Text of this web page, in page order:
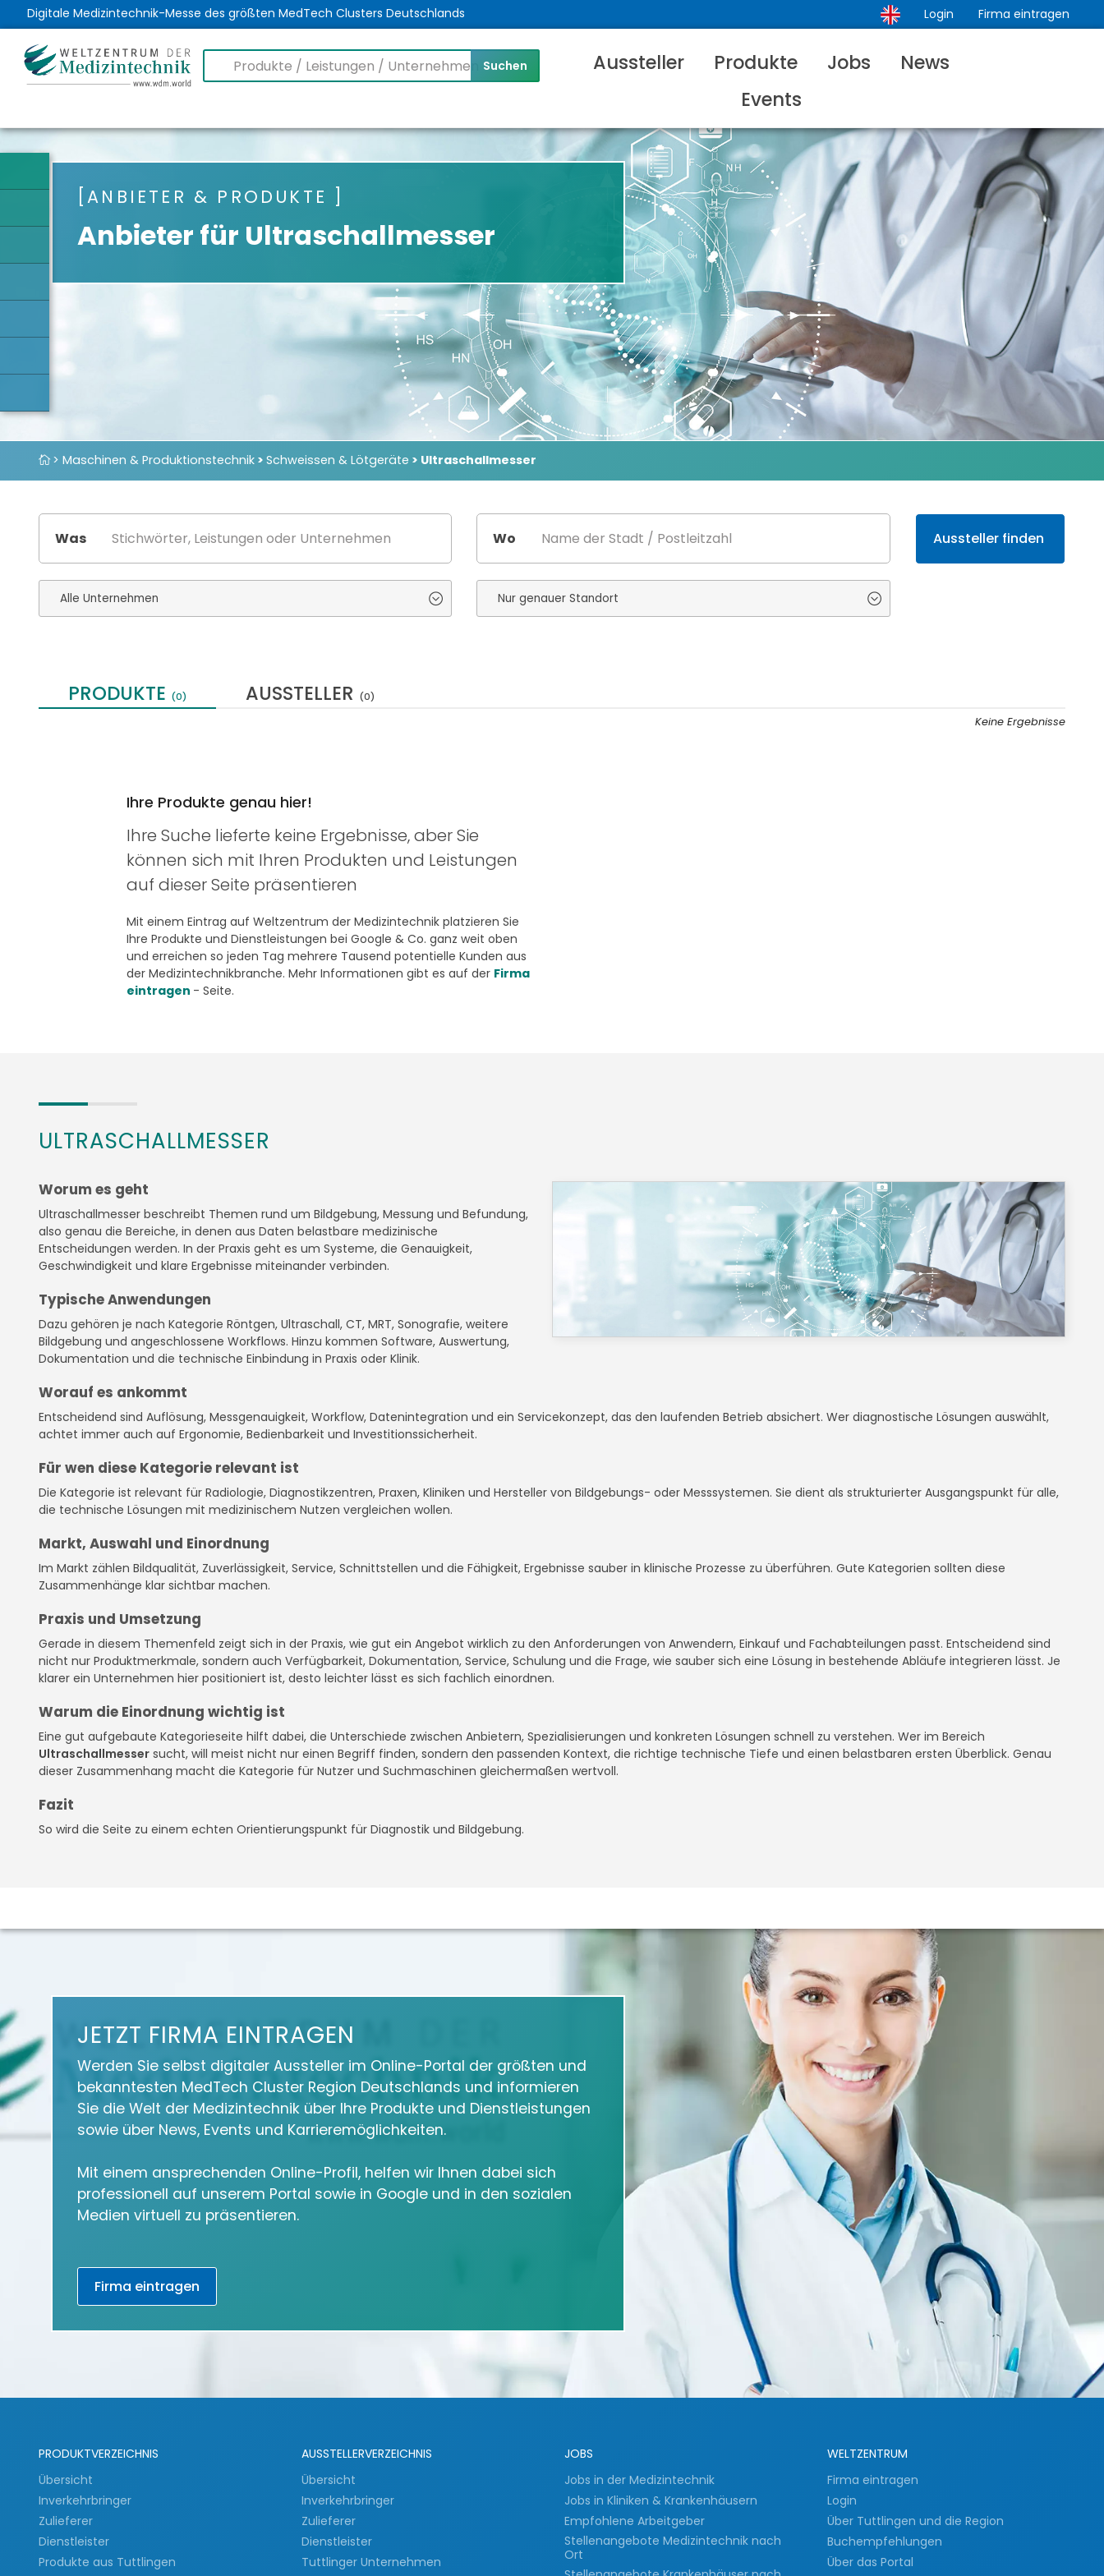
Digitale Medizintechnik-Messe des größten MedTech Clusters Deutschlands Login Firma eintragen
Aussteller Produkte Jobs
News
Events
ANBIETER & PRODUKTE
Anbieter für Ultraschallmesser
> Maschinen & Produktionstechnik > Schweissen & Lötgeräte > Ultraschallmesser
Was Wo
PRODUKTE (0) AUSSTELLER (0)
Keine Ergebnisse
Ihre Produkte genau hier!
Ihre Suche lieferte keine Ergebnisse, aber Sie
können sich mit Ihren Produkten und Leistungen
auf dieser Seite präsentieren
Mit einem Eintrag auf Weltzentrum der Medizintechnik platzieren Sie
Ihre Produkte und Dienstleistungen bei Google & Co. ganz weit oben
und erreichen so jeden Tag mehrere Tausend potentielle Kunden aus
der Medizintechnikbranche. Mehr Informationen gibt es auf der Firma
eintragen - Seite.
ULTRASCHALLMESSER
Worum es geht
Ultraschallmesser beschreibt Themen rund um Bildgebung, Messung und Befundung,
also genau die Bereiche, in denen aus Daten belastbare medizinische
Entscheidungen werden. In der Praxis geht es um Systeme, die Genauigkeit,
Geschwindigkeit und klare Ergebnisse miteinander verbinden.
Typische Anwendungen
Dazu gehören je nach Kategorie Röntgen, Ultraschall, CT, MRT, Sonografie, weitere
Bildgebung und angeschlossene Workflows. Hinzu kommen Software, Auswertung,
Dokumentation und die technische Einbindung in Praxis oder Klinik.
Worauf es ankommt
Entscheidend sind Auflösung, Messgenauigkeit, Workflow, Datenintegration und ein Servicekonzept, das den laufenden Betrieb absichert. Wer diagnostische Lösungen auswählt,
achtet immer auch auf Ergonomie, Bedienbarkeit und Investitionssicherheit.
Für wen diese Kategorie relevant ist
Die Kategorie ist relevant für Radiologie, Diagnostikzentren, Praxen, Kliniken und Hersteller von Bildgebungs- oder Messsystemen. Sie dient als strukturierter Ausgangspunkt für alle,
die technische Lösungen mit medizinischem Nutzen vergleichen wollen.
Markt, Auswahl und Einordnung
Im Markt zählen Bildqualität, Zuverlässigkeit, Service, Schnittstellen und die Fähigkeit, Ergebnisse sauber in klinische Prozesse zu überführen. Gute Kategorien sollten diese
Zusammenhänge klar sichtbar machen.
Praxis und Umsetzung
Gerade in diesem Themenfeld zeigt sich in der Praxis, wie gut ein Angebot wirklich zu den Anforderungen von Anwendern, Einkauf und Fachabteilungen passt. Entscheidend sind
nicht nur Produktmerkmale, sondern auch Verfügbarkeit, Dokumentation, Service, Schulung und die Frage, wie sauber sich eine Lösung in bestehende Abläufe integrieren lässt. Je
klarer ein Unternehmen hier positioniert ist, desto leichter lässt es sich fachlich einordnen.
Warum die Einordnung wichtig ist
Eine gut aufgebaute Kategorieseite hilft dabei, die Unterschiede zwischen Anbietern, Spezialisierungen und konkreten Lösungen schnell zu verstehen. Wer im Bereich
Ultraschallmesser sucht, will meist nicht nur einen Begriff finden, sondern den passenden Kontext, die richtige technische Tiefe und einen belastbaren ersten Überblick. Genau
dieser Zusammenhang macht die Kategorie für Nutzer und Suchmaschinen gleichermaßen wertvoll.
Fazit
So wird die Seite zu einem echten Orientierungspunkt für Diagnostik und Bildgebung.
JETZT FIRMA EINTRAGEN
Werden Sie selbst digitaler Aussteller im Online-Portal der größten und
bekanntesten MedTech Cluster Region Deutschlands und informieren
Sie die Welt der Medizintechnik über Ihre Produkte und Dienstleistungen
sowie über News, Events und Karrieremöglichkeiten.
Mit einem ansprechenden Online-Profil, helfen wir Ihnen dabei sich
professionell auf unserem Portal sowie in Google und in den sozialen
Medien virtuell zu präsentieren.
Firma eintragen
PRODUKTVERZEICHNIS
Übersicht
Inverkehrbringer
Zulieferer
Dienstleister
Produkte aus Tuttlingen
AUSSTELLERVERZEICHNIS
Übersicht
Inverkehrbringer
Zulieferer
Dienstleister
Tuttlinger Unternehmen
JOBS
Jobs in der Medizintechnik
Jobs in Kliniken & Krankenhäusern
Empfohlene Arbeitgeber
Stellenangebote Medizintechnik nach
Ort
WELTZENTRUM
Firma eintragen
Login
Über Tuttlingen und die Region
Buchempfehlungen
Über das Portal